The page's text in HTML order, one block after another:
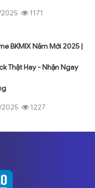
2025 1171
BKMIX Năm Mới 2025 |
Thật Hay - Nhận Ngay
2025 1227